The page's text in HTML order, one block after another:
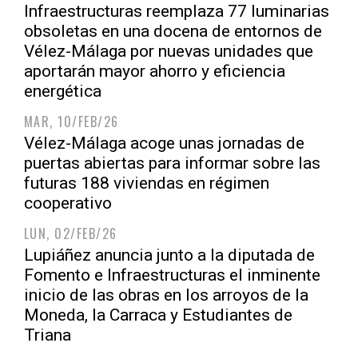
Infraestructuras reemplaza 77 luminarias
obsoletas en una docena de entornos de
Vélez-Málaga por nuevas unidades que
aportarán mayor ahorro y eficiencia
energética
MAR, 10/FEB/26
Vélez-Málaga acoge unas jornadas de
puertas abiertas para informar sobre las
futuras 188 viviendas en régimen
cooperativo
LUN, 02/FEB/26
Lupiáñez anuncia junto a la diputada de
Fomento e Infraestructuras el inminente
inicio de las obras en los arroyos de la
Moneda, la Carraca y Estudiantes de
Triana